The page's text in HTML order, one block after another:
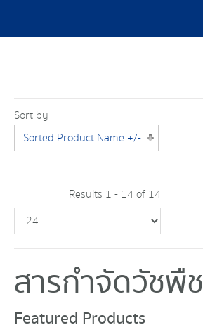
Sort by
Sorted Product Name +/-
Results 1 - 14 of 14
สารกำจัดวัชพืช
Featured Products